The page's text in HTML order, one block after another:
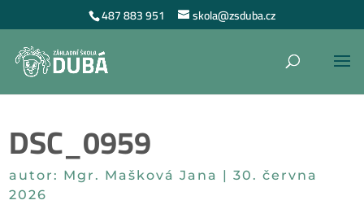
487 883 951 skola@zsduba.cz
DSC_0959
autor: Mgr. Mašková Jana |30. června
2026